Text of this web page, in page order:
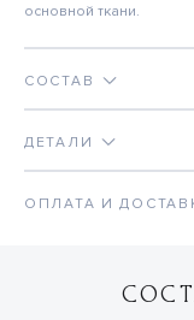
основной ткани.
СОСТАВ
ДЕТАЛИ
ОПЛАТА И